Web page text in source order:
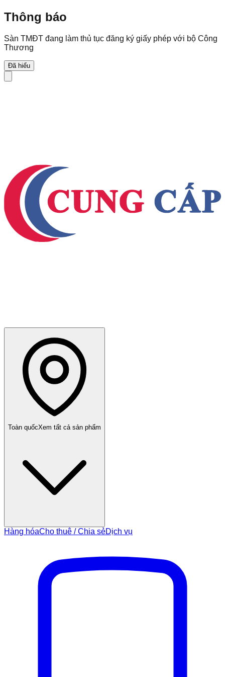
Thông báo
Sàn TMĐT đang làm thủ tục đăng ký giấy phép với bộ Công
Thương
Đã hiểu
Toàn quốcXem tất cả sản phẩm
Hàng hóaCho thuê / Chia sẻDịch vụ